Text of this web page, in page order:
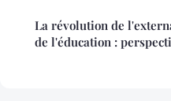
La révolution de
de l'éducation :